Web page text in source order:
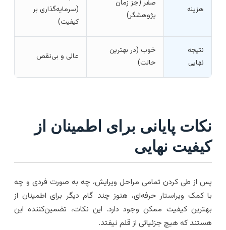
صفر (جز زمان
پژوهشگر)
(سرمایه‌گذاری بر
کیفیت)
خوب (در بهترین
حالت)
عالی و بی‌نقص
پایانی برای اطمینان از
نهایی
از طی کردن تمامی مراحل ویرایش، چه به صورت فردی و چه
کمک ویراستار حرفه‌ای، هنوز چند گام دیگر برای اطمینان از
کیفیت ممکن وجود دارد. این نکات، تضمین‌کننده این
که هیچ جزئیاتی از قلم نیفتد.